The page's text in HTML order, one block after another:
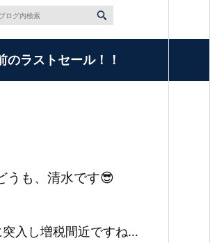
ラストセール！！
うも、清水です😎
突入し増税間近ですね…